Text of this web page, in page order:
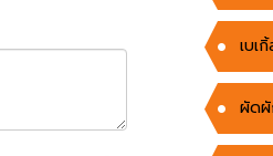
เบเ
ผัดผั